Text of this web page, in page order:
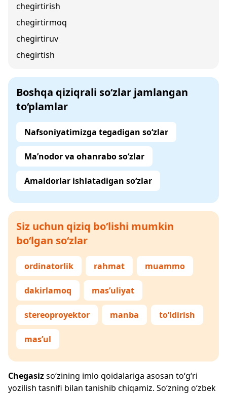
chegirtirish
chegirtirmoq
chegirtiruv
chegirtish
Boshqa qiziqrali so‘zlar jamlangan
to‘plamlar
Nafsoniyatimizga tegadigan so‘zlar
Ma’nodor va ohanrabo so‘zlar
Amaldorlar ishlatadigan so‘zlar
Siz uchun qiziq bo‘lishi mumkin
bo‘lgan so‘zlar
ordinatorlik rahmat muammo
dakirlamoq mas’uliyat
stereoproyektor manba to‘ldirish
mas’ul
Chegasizso‘zining imlo qoidalariga asosan to‘g‘ri
yozilish tasnifi bilan tanishib chiqamiz. So‘zning o‘zbek